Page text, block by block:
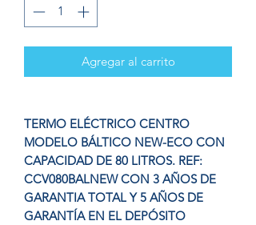
Agregar al carrito
TERMO ELÉCTRICO CENTRO
MODELO BÁLTICO NEW-ECO CON
CAPACIDAD DE 80 LITROS. REF:
CCV080BALNEW CON 3 AÑOS DE
GARANTIA TOTAL Y 5 AÑOS DE
GARANTÍA EN EL DEPÓSITO